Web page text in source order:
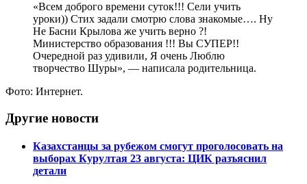
«Всем доброго времени суток!!! Сели учить
уроки)) Стих задали смотрю слова знакомые…. Ну
Не Басни Крылова же учить верно ?!
Министерство образования !!! Вы СУПЕР!!
Очередной раз удивили, Я очень Люблю
творчество Шуры», — написала родительница.
Фото: Интернет.
Другие новости
Казахстанцы за рубежом смогут проголосовать на
выборах Курултая 23 августа: ЦИК разъяснил
детали